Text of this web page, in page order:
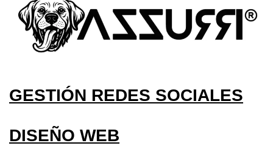
GESTIÓN REDES SOCIALES
DISEÑO WEB